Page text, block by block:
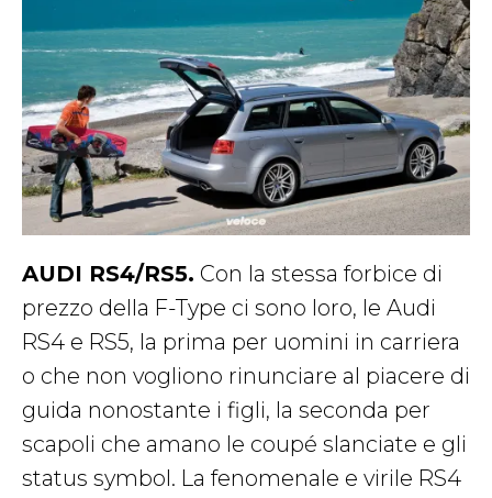
AUDI RS4/RS5. Con la stessa forbice di
prezzo della F-Type ci sono loro, le Audi
RS4 e RS5, la prima per uomini in carriera
o che non vogliono rinunciare al piacere di
guida nonostante i figli, la seconda per
scapoli che amano le coupé slanciate e gli
status symbol. La fenomenale e virile RS4